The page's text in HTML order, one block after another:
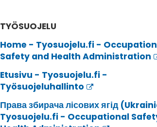
TYÖSUOJELU
Home - Tyosuojelu.fi -
Safety and Health Administration
Etusivu - Tyosuojelu.fi -
Työsuojeluhallinto
Права збирача лісових ягід
Tyosuojelu.fi - Occupational